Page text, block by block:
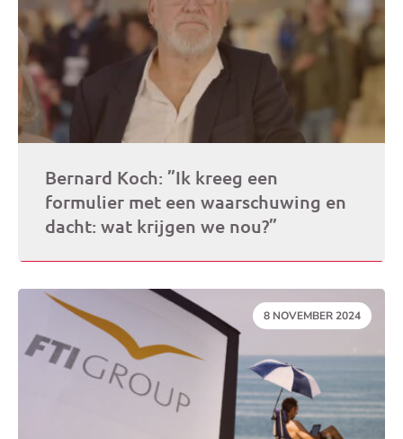
Bernard Koch: ”Ik kreeg een
formulier met een waarschuwing en
dacht: wat krijgen we nou?”
DATUM:
8 NOVEMBER 2024